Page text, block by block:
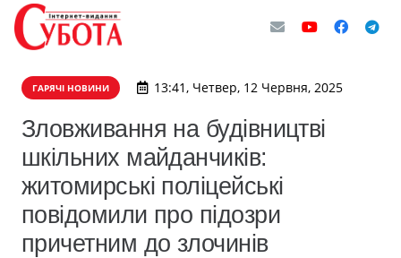
ГАРЯЧІ НОВИНИ 13:41, Четвер, 12 Червня, 2025
Зловживання на будівництві
шкільних майданчиків:
житомирські поліцейські
повідомили про підозри
причетним до злочинів